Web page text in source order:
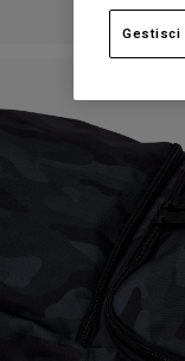
Gestisci